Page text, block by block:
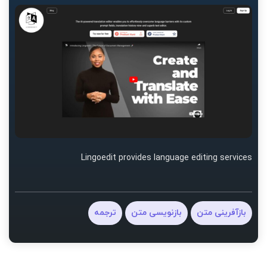
Lingoedit provides language editing services
بازآفرینی متن بازنویسی متن ترجمه